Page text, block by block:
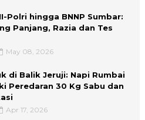
Polri hingga BNNP Sumbar:
Panjang, Razia dan Tes
May 08, 2026
di Balik Jeruji: Napi Rumbai
Peredaran 30 Kg Sabu dan
Apr 17, 2026